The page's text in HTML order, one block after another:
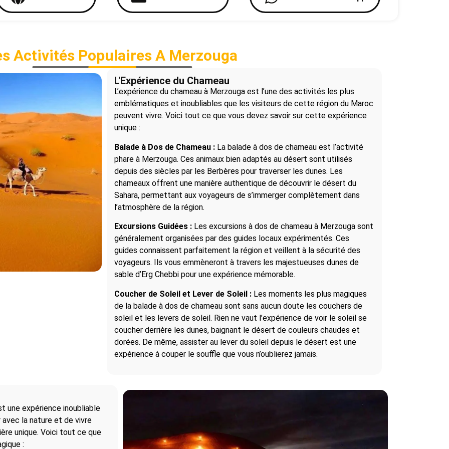
Activités Populaires A Merzouga
L'Expérience du Chameau
L’expérience du chameau à Merzouga est l’une des activités les plus
emblématiques et inoubliables que les visiteurs de cette région du Maroc
peuvent vivre. Voici tout ce que vous devez savoir sur cette expérience
unique :
Balade à Dos de Chameau :La balade à dos de chameau est l’activité
phare à Merzouga. Ces animaux bien adaptés au désert sont utilisés
depuis des siècles par les Berbères pour traverser les dunes. Les
chameaux offrent une manière authentique de découvrir le désert du
Sahara, permettant aux voyageurs de s’immerger complètement dans
l’atmosphère de la région.
Excursions Guidées :Les excursions à dos de chameau à Merzouga sont
généralement organisées par des guides locaux expérimentés. Ces
guides connaissent parfaitement la région et veillent à la sécurité des
voyageurs. Ils vous emmèneront à travers les majestueuses dunes de
sable d’Erg Chebbi pour une expérience mémorable.
Coucher de Soleil et Lever de Soleil :Les moments les plus magiques
de la balade à dos de chameau sont sans aucun doute les couchers de
soleil et les levers de soleil. Rien ne vaut l’expérience de voir le soleil se
coucher derrière les dunes, baignant le désert de couleurs chaudes et
dorées. De même, assister au lever du soleil depuis le désert est une
expérience à couper le souffle que vous n’oublierez jamais.
une expérience inoubliable
la nature et de vivre
unique. Voici tout ce que
: